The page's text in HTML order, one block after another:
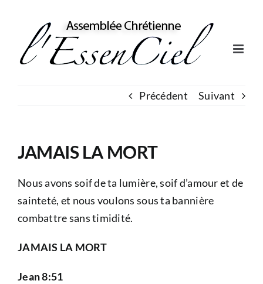
content
Précédent Suivant
JAMAIS LA MORT
Nous avons soif de ta lumière, soif d’amour et de
sainteté, et nous voulons sous ta bannière
combattre sans timidité.
JAMAIS LA MORT
Jean 8:51